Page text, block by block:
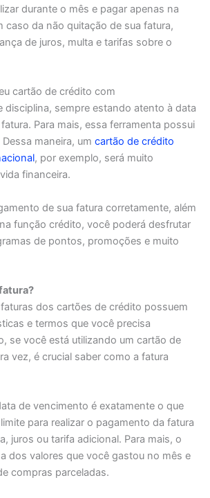
durante o mês e pagar apenas na
caso da não quitação de sua fatura,
de juros, multa e tarifas sobre o
cartão de crédito com
disciplina, sempre estando atento à data
Para mais, essa ferramenta possui
maneira, um cartão de crédito
, por exemplo, será muito
financeira.
de sua fatura corretamente, além
função crédito, você poderá desfrutar
de pontos, promoções e muito
dos cartões de crédito possuem
e termos que você precisa
se você está utilizando um cartão de
vez, é crucial saber como a fatura
de vencimento é exatamente o que
para realizar o pagamento da fatura
juros ou tarifa adicional. Para mais, o
dos valores que você gastou no mês e
compras parceladas.